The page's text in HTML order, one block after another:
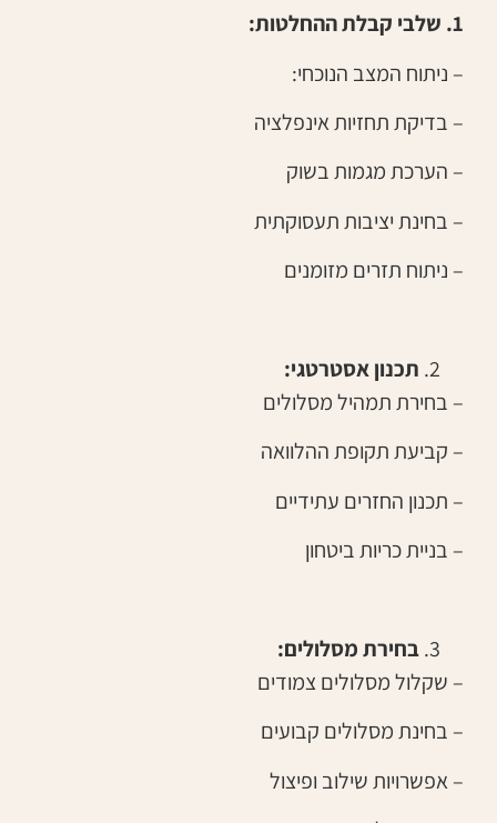
1. שלבי קבלת ההחלטות:
– ניתוח המצב הנוכחי:
– בדיקת תחזיות אינפלציה
– הערכת מגמות בשוק
– בחינת יציבות תעסוקתית
– ניתוח תזרים מזומנים
תכנון אסטרטגי:
– בחירת תמהיל מסלולים
– קביעת תקופת ההלוואה
– תכנון החזרים עתידיים
– בניית כריות ביטחון
בחירת מסלולים:
– שקלול מסלולים צמודים
– בחינת מסלולים קבועים
– אפשרויות שילוב ופיצול